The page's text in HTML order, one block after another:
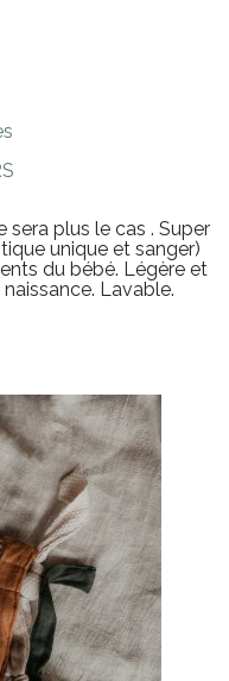
plus le cas . Super
unique et sanger)
du bébé. Légère et
Lavable.